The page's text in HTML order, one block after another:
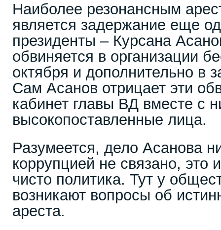
Наиболее резонансным
является задержание еще
президенты – Курсана
обвиняется в организации
октября и дополнительно в
Сам Асанов отрицает эти
кабинет главы ВД вместе с
высокопоставленные лица.
Разумеется, дело Асанова
коррупцией не связано, это
чисто политика. Тут у
возникают вопросы об
ареста.